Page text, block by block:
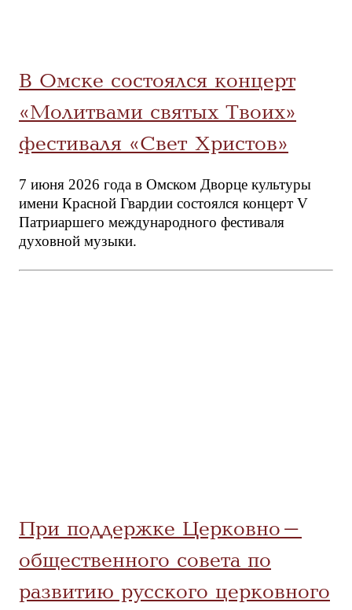
В Омске состоялся концерт
«Молитвами святых Твоих»
фестиваля «Свет Христов»
7 июня 2026 года в Омском Дворце культуры
имени Красной Гвардии состоялся концерт V
Патриаршего международного фестиваля
духовной музыки.
При поддержке Церковно-
общественного совета по
развитию русского церковного